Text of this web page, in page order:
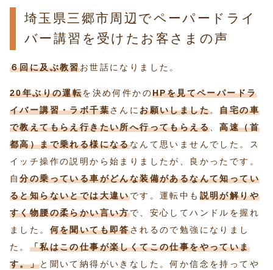
埼玉県三郷市周辺でペーパードライ
バー講習を受けたお客さまの声
６回に及ぶ教習お世話になりました。
20年ぶりの運転を決め何件かのHPを見てペーパードラ
イバー講習・ラボ千葉さんにお願いしました。自宅の車
で教えてもらえ行きたい所へ行ってもらえる、高速（首
都高）まで乗れる様になるなんて思いませんでした。ス
イッチ操作の説明から始まりましたが、良かったです。
自分の乗っている車がどんな装備があるなんて知ってい
ると知らないとでは大違いです。運転中も 説明が解りや
すく物腰の柔らかい言い方で、安心してハンドルを握れ
ました。 何を聞いても即答されるので勉強になりまし
た。 「私はこの仕事が楽しくてこの仕事をやっていま
す。」と聞いて納得がいきなした。何か信念を持ってや